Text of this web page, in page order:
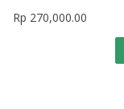
Rp 270,000.00